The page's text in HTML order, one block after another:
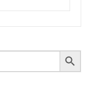
Search Button